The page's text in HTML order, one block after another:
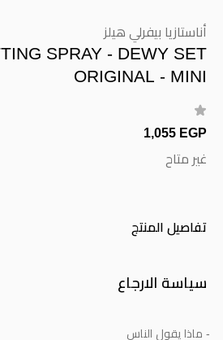
أناستازيا بيفرلي هيلز
SPRAY - DEWY SET
ORIGINAL - MINI
1,055 EGP
غير متاح
تفاصيل المنتج
سياسة الارجاع
- ماذا يقول الناس